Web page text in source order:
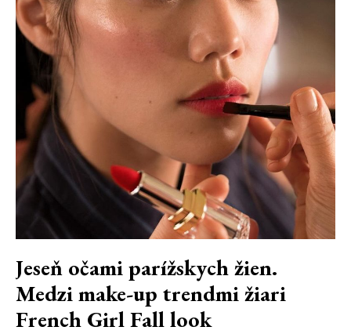
Jeseň očami parížskych žien.
Medzi make-up trendmi žiari
French Girl Fall look